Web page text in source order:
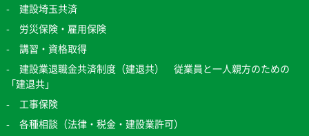
建設埼玉共済
労災保険・雇用保険
講習・資格取得
建設業退職金共済制度（建退共） 従業員と一人親方のための
「建退共」
工事保険
各種相談（法律・税金・建設業許可）